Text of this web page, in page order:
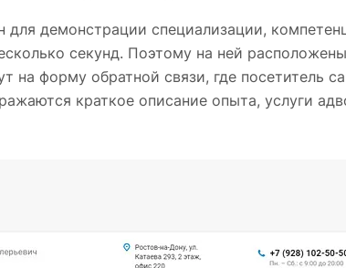
демонстрации специализации,
секунд. Поэтому на ней
на форму обратной связи, где посетитель
краткое описание опыта, услуги